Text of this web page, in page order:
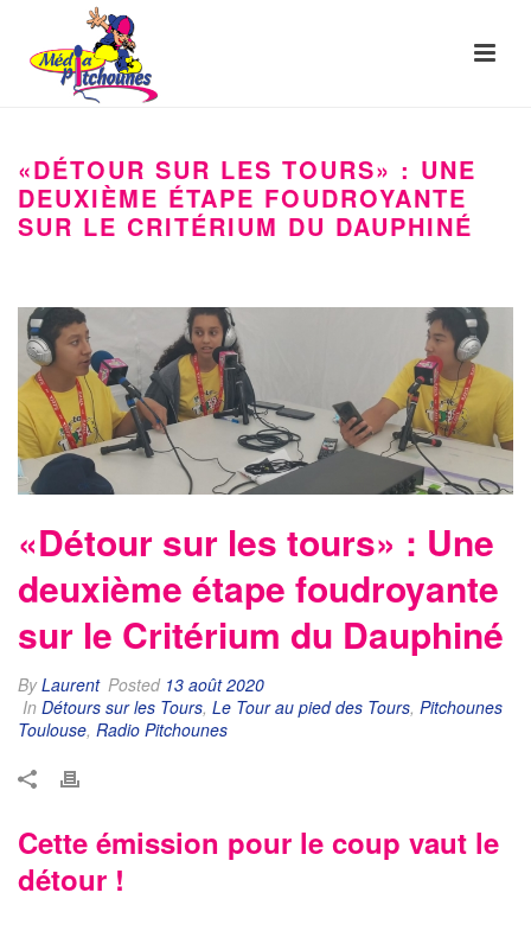
«DÉTOUR SUR LES TOURS» : UNE
DEUXIÈME ÉTAPE FOUDROYANTE
SUR LE CRITÉRIUM DU DAUPHINÉ
«Détour sur les tours» : Une
deuxième étape foudroyante
sur le Critérium du Dauphiné
ByLaurent Posted 13 août 2020
In Détours sur les Tours, Le Tour au pied des Tours, Pitchounes
Toulouse, Radio Pitchounes
Cette émission pour le coup vaut le
détour !